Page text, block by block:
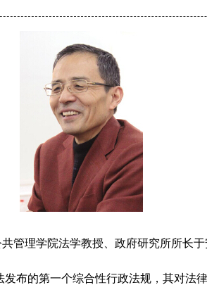
理学院法学教授、政府研究所所长于
的第一个综合性行政法规，其对法律